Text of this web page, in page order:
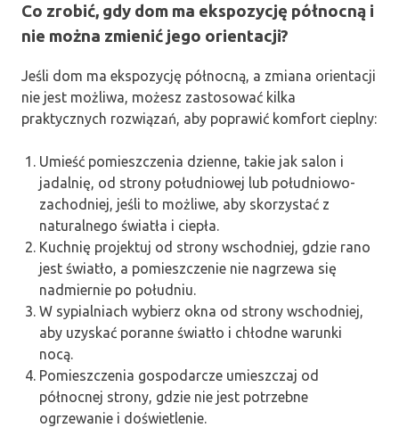
Co zrobić, gdy dom ma ekspozycję północną i
nie można zmienić jego orientacji?
Jeśli dom ma ekspozycję północną, a zmiana orientacji
nie jest możliwa, możesz zastosować kilka
praktycznych rozwiązań, aby poprawić komfort cieplny:
Umieść pomieszczenia dzienne, takie jak salon i
jadalnię, od strony południowej lub południowo-
zachodniej, jeśli to możliwe, aby skorzystać z
naturalnego światła i ciepła.
Kuchnię projektuj od strony wschodniej, gdzie rano
jest światło, a pomieszczenie nie nagrzewa się
nadmiernie po południu.
W sypialniach wybierz okna od strony wschodniej,
aby uzyskać poranne światło i chłodne warunki
nocą.
Pomieszczenia gospodarcze umieszczaj od
północnej strony, gdzie nie jest potrzebne
ogrzewanie i doświetlenie.